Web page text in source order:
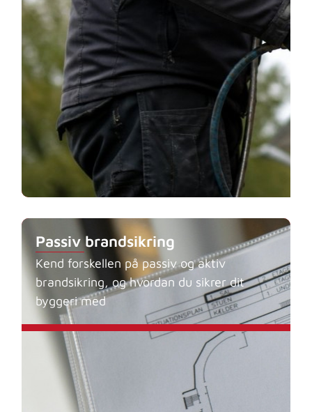
Passiv brandsikring
Kend forskellen på passiv og aktiv
brandsikring, og hvordan du sikrer dit
byggeri med